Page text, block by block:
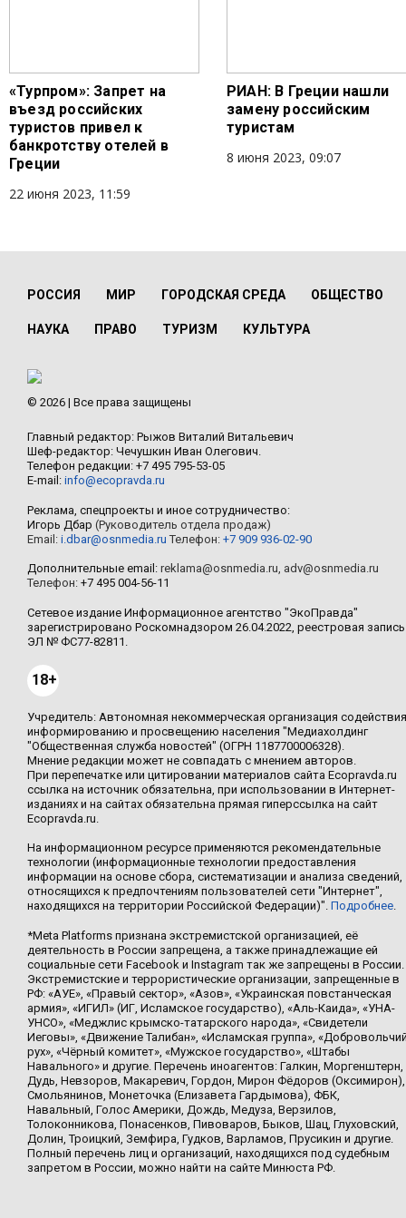
«Турпром»: Запрет на
въезд российских
туристов привел к
банкротству отелей в
Греции
22 июня 2023, 11:59
РИАН: В Греции нашли
замену российским
туристам
8 июня 2023, 09:07
РОССИЯ МИР ГОРОДСКАЯ СРЕДА ОБЩЕСТВО
НАУКА ПРАВО ТУРИЗМ КУЛЬТУРА
© 2026 | Все права защищены
Главный редактор: Рыжов Виталий Витальевич
Шеф-редактор: Чечушкин Иван Олегович.
Телефон редакции: +7 495 795-53-05
E-mail: info@ecopravda.ru
Реклама, спецпроекты и иное сотрудничество:
Игорь Дбар (Руководитель отдела продаж)
Email: i.dbar@osnmedia.ru Телефон: +7 909 936-02-90
Дополнительные email: reklama@osnmedia.ru, adv@osnmedia.ru
Телефон: +7 495 004-56-11
Сетевое издание Информационное агентство "ЭкоПравда"
зарегистрировано Роскомнадзором 26.04.2022, реестровая запись
ЭЛ № ФС77-82811.
18+
Учредитель: Автономная некоммерческая организация содействия
информированию и просвещению населения "Медиахолдинг
"Общественная служба новостей" (ОГРН 1187700006328).
Мнение редакции может не совпадать с мнением авторов.
При перепечатке или цитировании материалов сайта Ecopravda.ru
ссылка на источник обязательна, при использовании в Интернет-
изданиях и на сайтах обязательна прямая гиперссылка на сайт
Ecopravda.ru.
На информационном ресурсе применяются рекомендательные
технологии (информационные технологии предоставления
информации на основе сбора, систематизации и анализа сведений,
относящихся к предпочтениям пользователей сети "Интернет",
находящихся на территории Российской Федерации)". Подробнее.
*Meta Platforms признана экстремистской организацией, её
деятельность в России запрещена, а также принадлежащие ей
социальные сети Facebook и Instagram так же запрещены в России.
Экстремистские и террористические организации, запрещенные в
РФ: «АУЕ», «Правый сектор», «Азов», «Украинская повстанческая
армия», «ИГИЛ» (ИГ, Исламское государство), «Аль-Каида», «УНА-
УНСО», «Меджлис крымско-татарского народа», «Свидетели
Иеговы», «Движение Талибан», «Исламская группа»,
рух», «Чёрный комитет», «Мужское государство», «Штабы
Навального» и другие. Перечень иноагентов: Галкин, Моргенштерн,
Дудь, Невзоров, Макаревич, Гордон, Мирон Фёдоров (Оксимирон),
Смольянинов, Монеточка (Елизавета Гардымова), ФБК,
Навальный, Голос Америки, Дождь, Медуза, Верзилов,
Толоконникова, Понасенков, Пивоваров, Быков, Шац, Глуховский,
Долин, Троицкий, Земфира, Гудков, Варламов, Прусикин и другие.
Полный перечень лиц и организаций, находящихся под судебным
запретом в России, можно найти на сайте Минюста РФ.